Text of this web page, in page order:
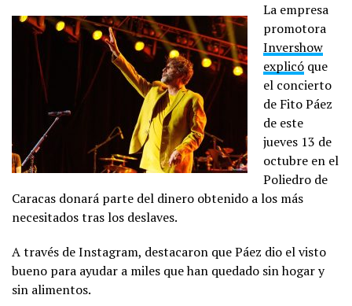
La empresa
promotora
Invershow
explicó que
el concierto
de Fito Páez
de este
jueves 13 de
octubre en el
Poliedro de
Caracas donará parte del dinero obtenido a los más
necesitados tras los deslaves.
A través de Instagram, destacaron que Páez dio el visto
bueno para ayudar a miles que han quedado sin hogar y
sin alimentos.